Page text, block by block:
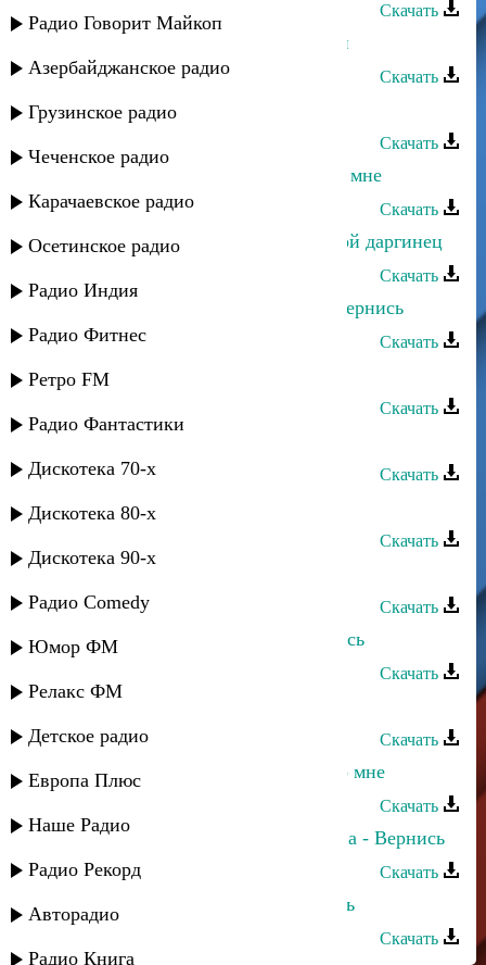
Радио Говорит Майкоп
Азербайджанское радио
Грузинское радио
Чеченское радио
Карачаевское радио
Осетинское радио
Радио Индия
Радио Фитнес
Ретро FM
Радио Фантастики
Дискотека 70-х
Дискотека 80-х
Дискотека 90-х
Радио Comedy
Юмор ФМ
Релакс ФМ
Детское радио
Европа Плюс
Наше Радио
Радио Рекорд
Авторадио
Радио Книга
Скачать
Лаура Алиева - Вернись, любимый
Скачать
Джамиля Абдуллаева - Вернись
Скачать
Патимат Магомедова - Вернись ко мне
Скачать
Рукият Халимбекова - Вернись, мой даргинец
Скачать
Магомед Аликперов и Руслана - Вернись
Скачать
Хадижат Акболатова - Вернись
Скачать
Зайнаб Махаева - Вернись
Скачать
Заира Абдуллаева - Вернись
Скачать
Скачать
Хасбулат Рахманов - Прощу вернись
Скачать
Скачать
Багавудин Ибрагимов - Вернись ко мне
Скачать
Зайнаб Махаева и Лариса Гаджиева - Вернись
Скачать
Хадижат Джамалудинова - Вернись
Скачать